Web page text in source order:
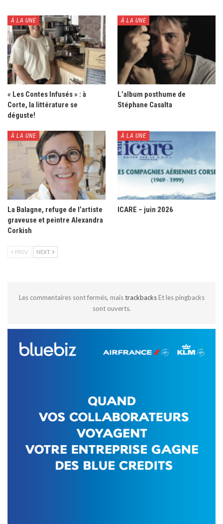
À LA UNE
« Les Contes Infusés » : à
Corte, la littérature se
déguste!
À LA UNE
L’album posthume de
Stéphane Casalta
À LA UNE
La Balagne, refuge de l’artiste
graveuse et peintre Alexandra
Corkish
À LA UNE
ICARE – juin 2026
PREV NEXT
Les commentaires sont fermés, maistrackbacks Et les pingbacks
sont ouverts.